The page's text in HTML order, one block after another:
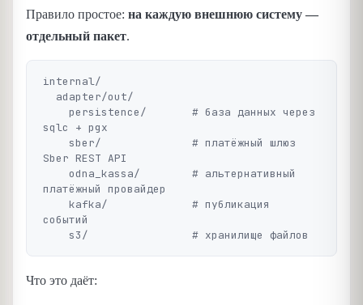
Правило простое: на каждую внешнюю систему —
отдельный пакет.
internal/
sqlc + pgx
Sber REST API
платёжный провайдер
событий
Что это даёт: